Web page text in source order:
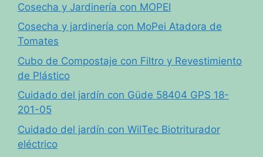
Cosecha y Jardinería con MOPEI
Cosecha y jardinería con MoPei Atadora de
Tomates
Cubo de Compostaje con Filtro y Revestimiento
de Plástico
Cuidado del jardín con Güde 58404 GPS 18-
201-05
Cuidado del jardín con WilTec Biotriturador
eléctrico